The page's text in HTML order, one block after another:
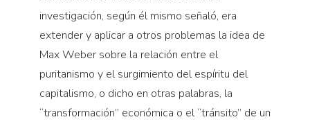
investigación, según él mismo señaló, era
extender y aplicar a otros problemas la idea de
Max Weber sobre la relación entre el
puritanismo y el surgimiento del espíritu del
capitalismo, o dicho en otras palabras, la
“transformación” económica o el “tránsito” de un